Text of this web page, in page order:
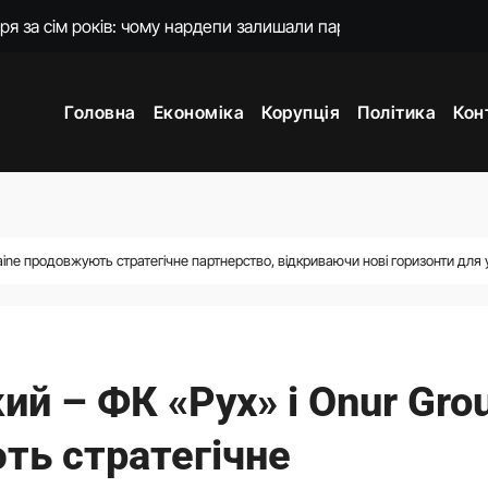
зробив після звільнення з Міноборони
своїх представників у Раді: причина
Головна Економіка Корупція Політика
продовжують стратегічне партнерство, відкриваючи нові горизонти для
– ФК «Рух» і Onur
стратегічне